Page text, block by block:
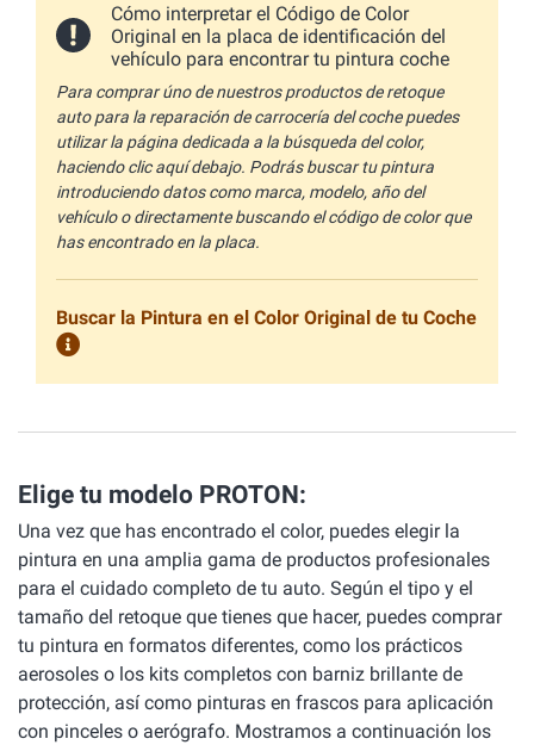
Cómo interpretar el Código de Color
Original en la placa de identificación del
vehículo para encontrar tu pintura coche
Para comprar úno de nuestros productos de retoque
auto para la reparación de carrocería del coche puedes
utilizar la página dedicada a la búsqueda del color,
haciendo clic aquí debajo. Podrás buscar tu pintura
introduciendo datos como marca, modelo, año del
vehículo o directamente buscando el código de color que
has encontrado en la placa.
Buscar la Pintura en el Color Original de tu Coche
Elige tu modelo PROTON:
Una vez que has encontrado el color, puedes elegir la
pintura en una amplia gama de productos profesionales
para el cuidado completo de tu auto. Según el tipo y el
tamaño del retoque que tienes que hacer, puedes comprar
tu pintura en formatos diferentes, como los prácticos
aerosoles o los kits completos con barniz brillante de
protección, así como pinturas en frascos para aplicación
con pinceles o aerógrafo. Mostramos a continuación los